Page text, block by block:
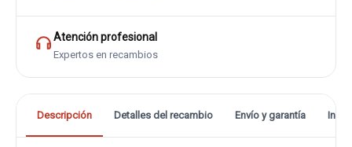
Atención profesional
Expertos en recambios
Descripción Detalles del recambio Envío y garantía